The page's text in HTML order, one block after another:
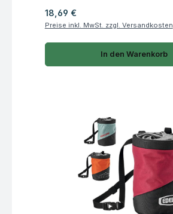
Regulärer Preis:
18,69 €
Preise inkl. MwSt. zzgl. Versandkosten
In den Warenkorb